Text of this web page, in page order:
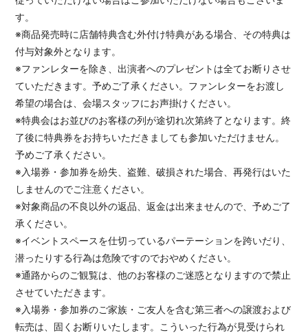
す。
※商品発売時に店舗特典含む外付け特典がある場合、その特典は
付与対象外となります。
※ファンレターを除き、出演者へのプレゼントは全てお断りさせ
ていただきます。予めご了承ください。ファンレターをお渡し
希望の場合は、会場スタッフにお声掛けください。
※特典会はお並びのお客様の列が途切れ次第終了となります。終
了後に特典券をお持ちいただきましても参加いただけません。
予めご了承ください。
※入場券・参加券を紛失、盗難、破損された場合、再発行はいた
しませんのでご注意ください。
※対象商品の不良以外の返品、返金は出来ませんので、予めご了
承ください。
※イベントスペースを仕切っているパーテーションを跨いだり、
潜ったりする行為は危険ですのでおやめください。
※通路からのご観覧は、他のお客様のご迷惑となりますので禁止
させていただきます。
※入場券・参加券のご家族・ご友人を含む第三者への譲渡および
転売は、固くお断りいたします。こういった行為が見受けられ